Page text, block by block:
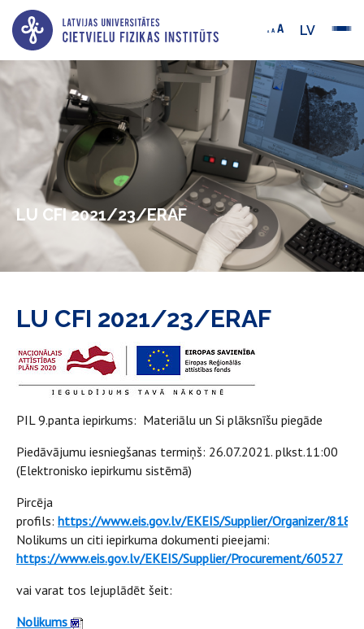
LV
LU CFI 2021/23/ERAF
LU CFI 2021/23/ERAF
PIL 9.panta iepirkums: Materiālu un Si plāksnīšu piegāde
Piedāvājumu iesniegšanas termiņš: 26.07.2021. plkst.11:00
(Elektronisko iepirkumu sistēmā)
Pircēja
profils: https://www.eis.gov.lv/EKEIS/Supplier/Organizer/818
Nolikums un citi iepirkuma dokumenti pieejami:
https://www.eis.gov.lv/EKEIS/Supplier/Procurement/60527
vai varat tos lejuplādēt šeit:
Nolikums